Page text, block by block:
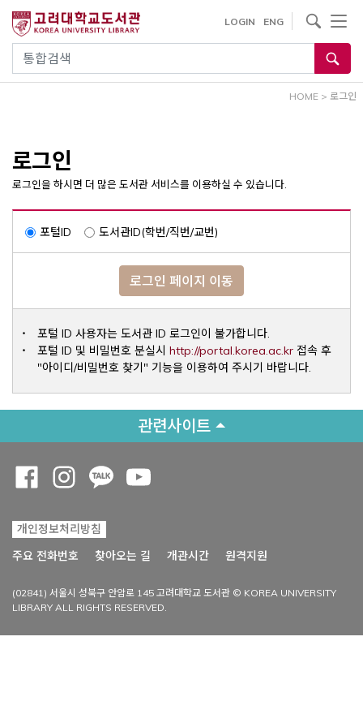
건
통합검색
LOGIN ENG
사이트내 검색
HOME > 로그인
로그인
로그인을 하시면 더 많은 도서관 서비스를 이용하실 수 있습니다.
포털ID 도서관ID(학번/직번/교번)
로그인 페이지 이동
포털 ID 사용자는 도서관 ID 로그인이 불가합니다.
포털 ID 및 비밀번호 분실시 http://portal.korea.ac.krOpens a
접속 후
"아이디/비밀번호 찾기" 기능을 이용하여 주시기 바랍니다.
관련사이트
개인정보처리방침
주요 전화번호
찾아오는 길 개관시간 원격지원
(02841) 서울시 성북구 안암로 145 고려대학교 도서관 © KOREA UNIVERSITY
LIBRARY ALL RIGHTS RESERVED.
Opens a new window
Opens a new window
Opens a new window